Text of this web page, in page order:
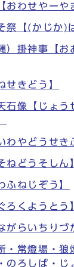
おわせやーや
祭【(かじか)
）掛神事【お
せきどう】
石像【じょう
わやどうせき
ねどうそしん
ふねじぞう】
ろくようとう
がらいちりづ
・常燈場・狼
のろしば・じ